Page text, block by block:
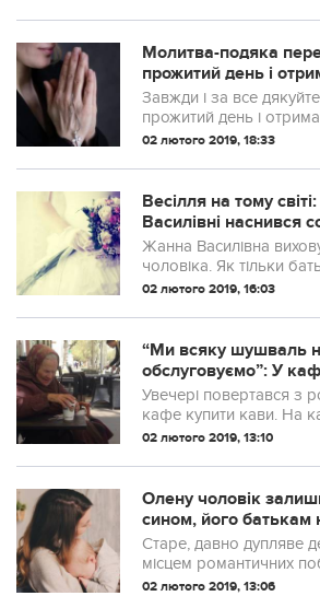
Молитва-подяка
прожитий день і
Завжди і за все
прожитий день і
02 лютого 2019, 18:33
Весілля на тому
Василівні наснився
зайшла в дім у
Жанна Василівна
чоловіка. Як тільки
дізнався, що донька
відбув у невідомому
про нього не було ні
02 лютого 2019, 16:03
“Ми всяку шyшваль
обслуговуємо”: У
попросила
щоб зігрітися
Увечері повертався з
кафе купити кави. На
черга. Першою стояла
малозабезпечена, за
хлопця, чоловік
02 лютого 2019, 13:10
Олену чоловік
сином, його батькам
наречена-простачка
Старе, давно дупляве
місцем романтичних
Романа. Здавалося,
02 лютого 2019, 13:06